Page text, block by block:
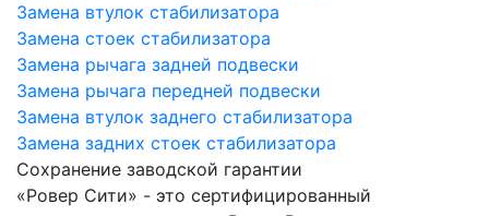
Замена втулок стабилизатора
Замена стоек стабилизатора
Замена рычага задней подвески
Замена рычага передней подвески
Замена втулок заднего стабилизатора
Замена задних стоек стабилизатора
Сохранение заводской гарантии
«Ровер Сити» - это сертифицированный